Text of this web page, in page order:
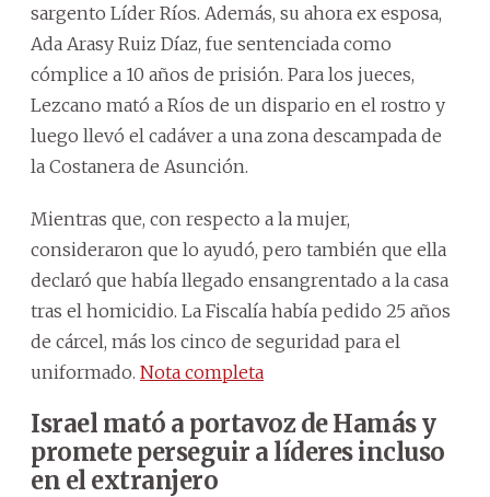
sargento Líder Ríos. Además, su ahora ex esposa,
Ada Arasy Ruiz Díaz, fue sentenciada como
cómplice a 10 años de prisión. Para los jueces,
Lezcano mató a Ríos de un dispario en el rostro y
luego llevó el cadáver a una zona descampada de
la Costanera de Asunción.
Mientras que, con respecto a la mujer,
consideraron que lo ayudó, pero también que ella
declaró que había llegado ensangrentado a la casa
tras el homicidio. La Fiscalía había pedido 25 años
de cárcel, más los cinco de seguridad para el
uniformado. Nota completa
Israel mató a portavoz de Hamás y
promete perseguir a líderes incluso
en el extranjero